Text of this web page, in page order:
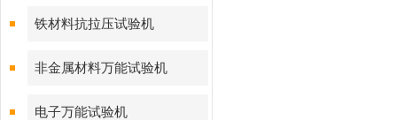
铁材料抗拉压试验机
非金属材料万能试验机
电子万能试验机